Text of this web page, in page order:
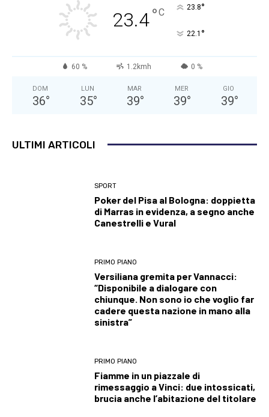
23.4°C 23.8°
22.1 °
60 % 1.2kmh 0 %
DOM
36°
LUN
35°
MAR
39°
MER
39°
GIO
39°
ULTIMI ARTICOLI
SPORT
Poker del Pisa al Bologna: doppietta
di Marras in evidenza, a segno anche
Canestrelli e Vural
PRIMO PIANO
Versiliana gremita per Vannacci:
“Disponibile a dialogare con
chiunque. Non sono io che voglio far
cadere questa nazione in mano alla
sinistra”
PRIMO PIANO
Fiamme in un piazzale di
rimessaggio a Vinci: due intossicati,
brucia anche l’abitazione del titolare